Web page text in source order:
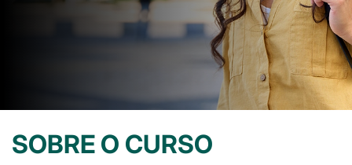
SOBRE O CURSO